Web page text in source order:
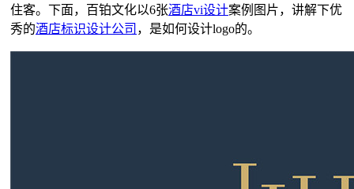
住客。下面，百铂文化以6张酒店vi设计案例图片，讲解下优
秀的酒店标识设计公司 ，是如何设计logo的。